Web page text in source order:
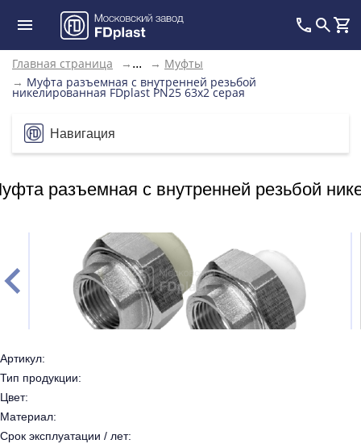
Главная страница → ... → Муфты
→ Муфта разъемная с внутренней резьбой
никелированная FDplast PN25 63х2 серая
Навигация
разъемная с внутренней резьбой
Артикул:
Тип продукции:
Цвет:
Материал:
Срок эксплуатации / лет: